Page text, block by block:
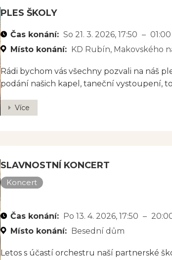
PLES ŠKOLY
Čas konání: So 21. 3. 2026, 17:50 – 01:00
Místo konání: KD Rubín, Makovského
Rádi bychom vás všechny pozvali na náš
podání našich kapel, taneční vystoupení,
Více
SLAVNOSTNÍ KONCERT
Koncert
Čas konání: Po 13. 4. 2026, 17:50 –
Místo konání: Besední dům
Letos s účastí orchestru naší partnerské